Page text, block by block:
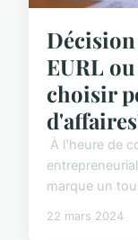
EURL
choisir
À l'heure de
marque un
22 mars 2024